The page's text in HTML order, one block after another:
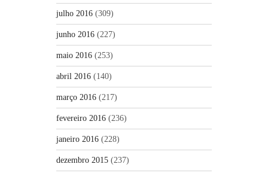
julho 2016 (309)
junho 2016 (227)
maio 2016 (253)
abril 2016 (140)
março 2016 (217)
fevereiro 2016 (236)
janeiro 2016 (228)
dezembro 2015 (237)